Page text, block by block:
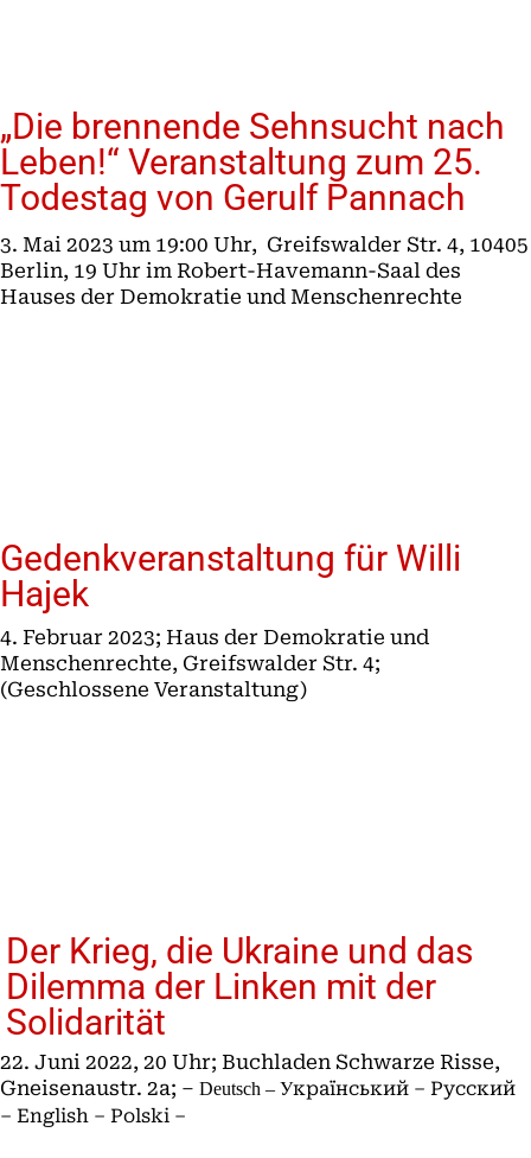
„Die brennende Sehnsucht nach
Leben!“ Veranstaltung zum 25.
Todestag von Gerulf Pannach
3. Mai 2023 um 19:00 Uhr, Greifswalder Str. 4, 10405
Berlin, 19 Uhr im Robert-Havemann-Saal des
Hauses der Demokratie und Menschenrechte
Gedenkveranstaltung für Willi
Hajek
4. Februar 2023; Haus der Demokratie und
Menschenrechte, Greifswalder Str. 4;
(Geschlossene Veranstaltung)
Der Krieg, die Ukraine und das
Dilemma der Linken mit der
Solidarität
22. Juni 2022, 20 Uhr; Buchladen Schwarze Risse,
Gneisenaustr. 2a; – Deutsch – Український – Русский
– English – Polski –